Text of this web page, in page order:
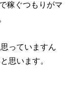
稼ぐつもりがマ
っていますん
思います。